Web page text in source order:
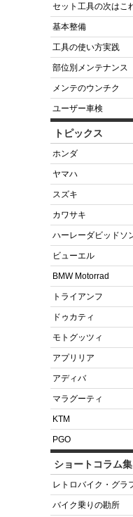
セット工具の次はこ
基本整備
工具の使い方実践
部位別メンテナンス
メンテのウンチク
ユーザー車検
トピックス
ホンダ
ヤマハ
スズキ
カワサキ
ハーレーダビッドソ
ビューエル
BMW Motorrad
トライアンフ
ドゥカティ
モトグッツィ
アプリリア
アディバ
マラグーティ
KTM
PGO
ショートコラム集
レトロバイク・グラ
バイク乗りの勘所